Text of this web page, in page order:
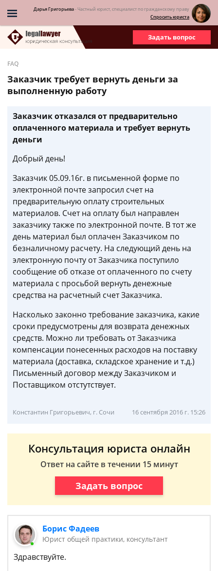
Дарья Григорьева- Частный юрист, специалист по гражданскому праву
Спросить юриста
Задать вопрос
FAQ
Заказчик требует вернуть деньги за
выполненную работу
Заказчик отказался от предварительно
оплаченного материала и требует вернуть
деньги
Добрый день!
Заказчик 05.09.16г. в письменной форме по
электронной почте запросил счет на
предварительную оплату строительных
материалов. Счет на оплату был направлен
заказчику также по электронной почте. В тот же
день материал был оплачен Заказчиком по
безналичному расчету. На следующий день на
электронную почту от Заказчика поступило
сообщение об отказе от оплаченного по счету
материала с просьбой вернуть денежные
средства на расчетный счет Заказчика.
Насколько законно требование заказчика, какие
сроки предусмотрены для возврата денежных
средств. Можно ли требовать от Заказчика
компенсации понесенных расходов на поставку
материала (доставка, складское хранение и т.д.)
Письменный договор между Заказчиком и
Поставщиком отстутствует.
Константин Григорьевич, г. Сочи 16 сентября 2016 г. 15:26
Консультация юриста онлайн
Ответ на сайте в течении 15 минут
Задать вопрос
Борис Фадеев
Юрист общей практики, консультант
Здравствуйте.